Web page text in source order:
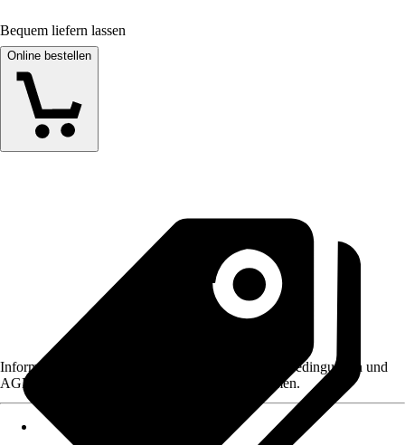
Bequem liefern lassen
Online bestellen
Informationen des Verkäufers, wie z. B. Rückgabebedingungen und
AGB, finden Sie bei Klick auf den Verkäufernamen.